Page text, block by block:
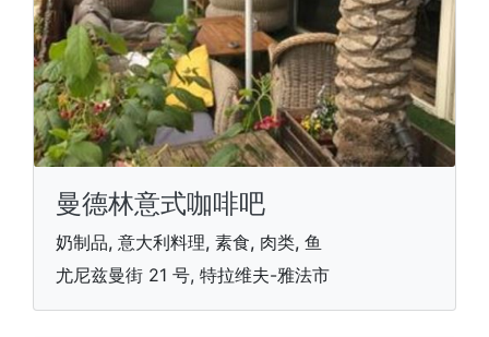
曼德林意式咖啡吧
奶制品, 意大利料理, 素食, 肉类, 鱼
尤尼兹曼街 21 号, 特拉维夫-雅法市